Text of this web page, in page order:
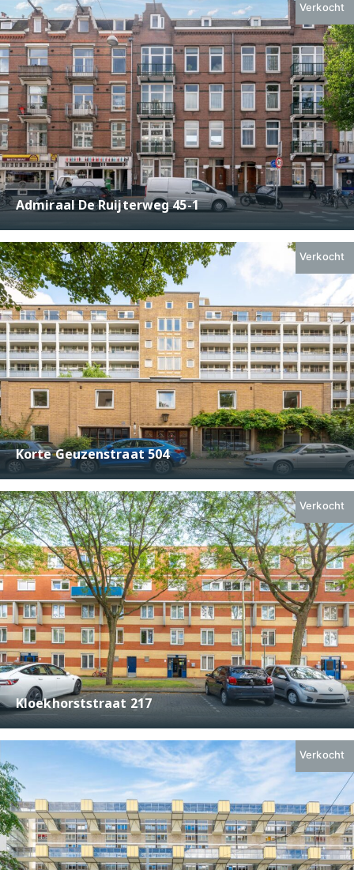
Verkocht
Admiraal De Ruijterweg 45-1
74 m2 3 Verkocht
Korte Geuzenstraat 504
€ 299.000,-
31 m2 2 Verkocht
Kloekhorststraat 217
€ 250.000,-
2 2 Verkocht